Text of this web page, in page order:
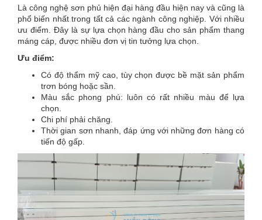
Là công nghệ sơn phủ hiện đại hàng đầu hiện nay và cũng là
phổ biến nhất trong tất cả các ngành công nghiệp. Với nhiều
ưu điểm. Đây là sự lựa chọn hàng đầu cho sản phẩm thang
máng cáp, được nhiều đơn vị tin tưởng lựa chọn.
Ưu điểm:
Có độ thẩm mỹ cao, tùy chọn được bề mặt sản phẩm
trơn bóng hoặc sần.
Màu sắc phong phú: luôn có rất nhiều màu để lựa
chọn.
Chi phí phải chăng.
Thời gian sơn nhanh, đáp ứng với những đơn hàng có
tiến độ gấp.